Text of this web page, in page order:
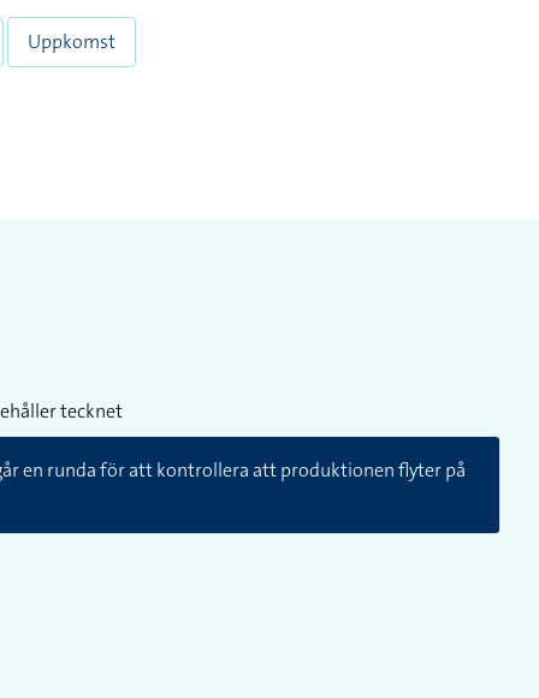
Uppkomst
tecknet
en runda för att kontrollera att produktionen flyter på